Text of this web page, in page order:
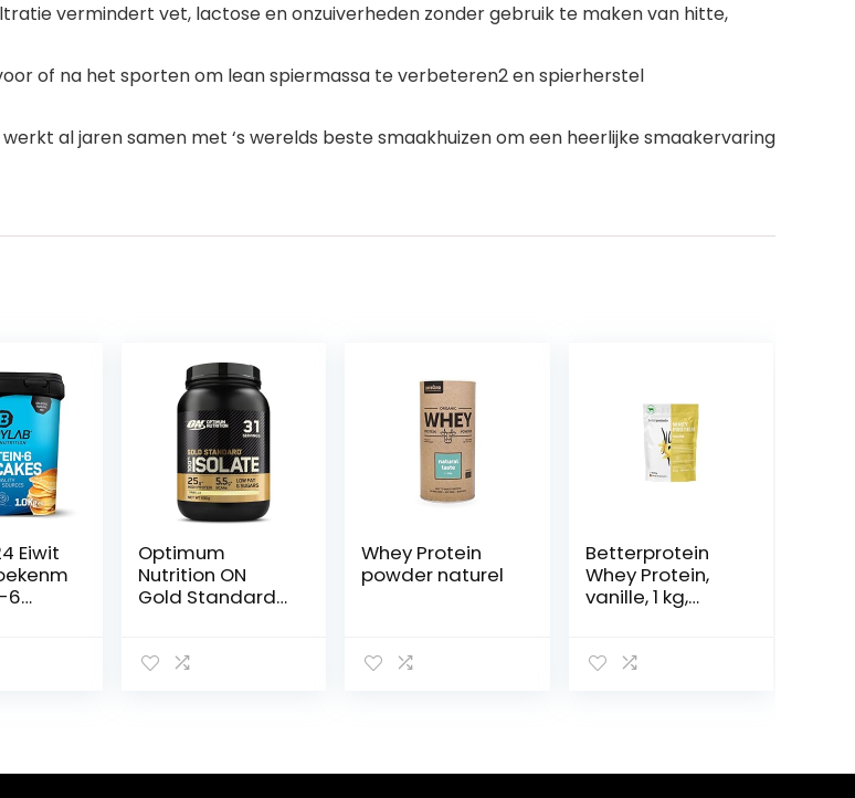
filtratie vermindert vet, lactose en onzuiverheden zonder gebruik te maken van hitte,
voor of na het sporten om lean spiermassa te verbeteren2 en spierherstel
werkt al jaren samen met ‘s werelds beste smaakhuizen om een heerlijke smaakervaring
Eiwit
6
Optimum
Nutrition ON
Gold Standard
Proteïne,
en Post-
Whey Protein
powder naturel
Betterprotein
Whey Protein,
vanille, 1 kg,
regionale melk,
afvallen, zak